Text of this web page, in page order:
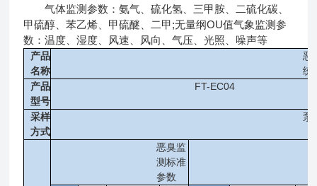
气体监测参数：氨气、硫化氢、三甲胺、二硫化碳、
甲硫醇、苯乙烯、甲硫醚、二甲;无量纲OU值气象监测参
数：温度、湿度、风速、风向、气压、光照、噪声等
产品
名称
恶
统
产品
型号
FT-EC04
采样
方式
泵
恶臭监
测标准
参数